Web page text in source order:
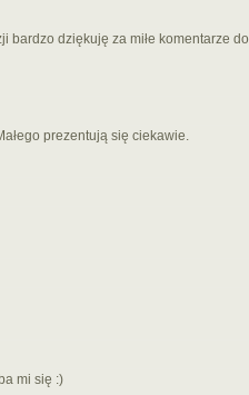
bardzo dziękuję za miłe komentarze do
prezentują się ciekawie.
mi się :)